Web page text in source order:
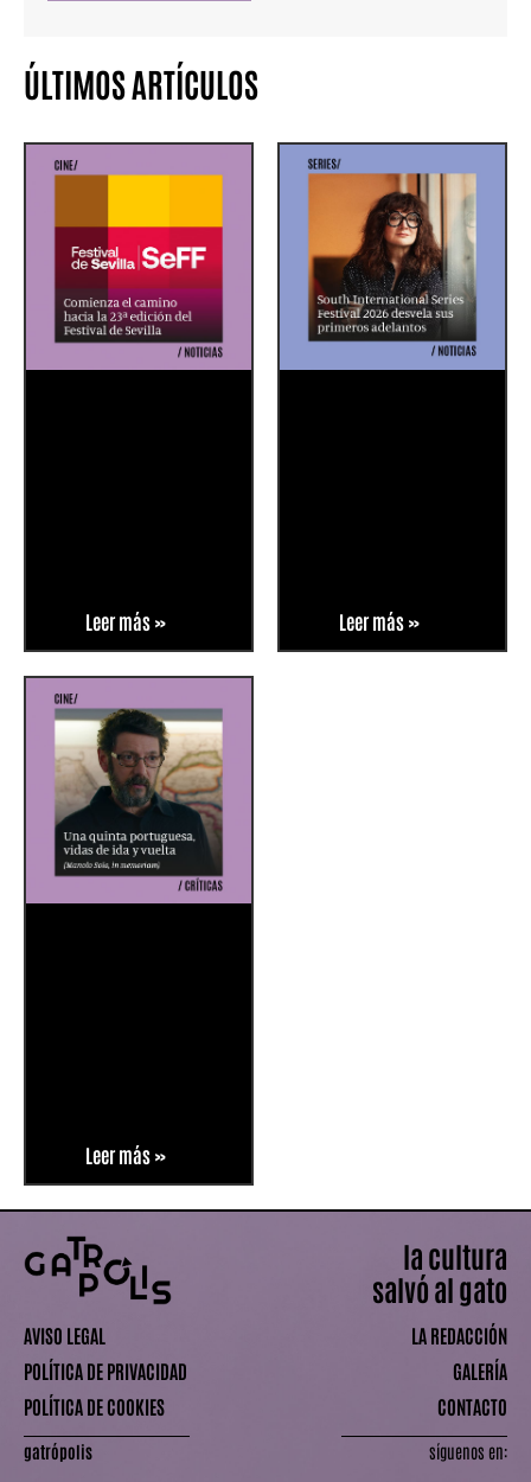
ÚLTIMOS ARTÍCULOS
Leer más » Leer más »
Leer más »
AVISO LEGAL
POLÍTICA DE PRIVACIDAD
POLÍTICA DE COOKIES
gatrópolis
la cultura
salvó al gato
LA REDACCIÓN
GALERÍA
CONTACTO
síguenos en: